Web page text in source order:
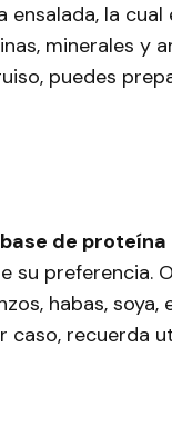
ensalada, la
minerales y
puedes
de proteína
su preferencia.
habas,
caso, recuerda